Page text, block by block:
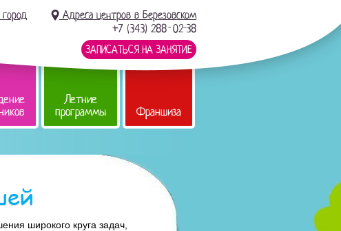
Адреса центров в Березовском
+7 (343) 288-02-38
ЗАПИСАТЬСЯ НА ЗАНЯТИЕ
Летние
программы Франшиза
широкого круга задач,